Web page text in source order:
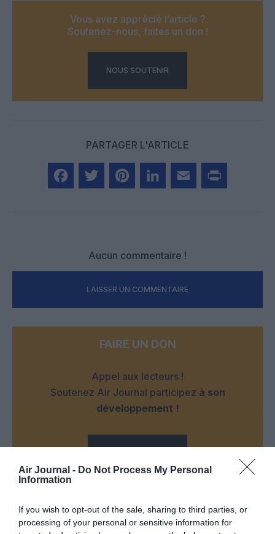
Air Journal - Do Not Process My Personal
Information
If you wish to opt-out of the sale, sharing to third parties, or
processing of your personal or sensitive information for
Vous avez apprécié l’article ?
Soutenez-nous, faites un don !
NOUS SOUTENIR
PARTAGER L'ARTICLE
Aucun commentaire !
LAISSER UN COMMENTAIRE
FAIRE UN DON
Appel aux lecteurs !
Soutenez Air Journal participez à son
développement !